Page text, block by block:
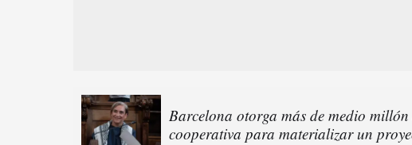
Barcelona otorga más de medio
cooperativa para materializar un